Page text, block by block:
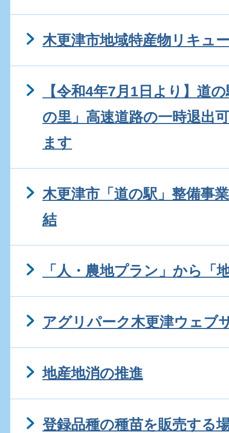
木更津市地域特産物リキュ
【令和4年7月1日より】道
の里」高速道路の一時退出
ます
木更津市「道の駅」整備事
結
「人・農地プラン」から「
アグリパーク木更津ウェブ
地産地消の推進
登録品種の種苗を販売する